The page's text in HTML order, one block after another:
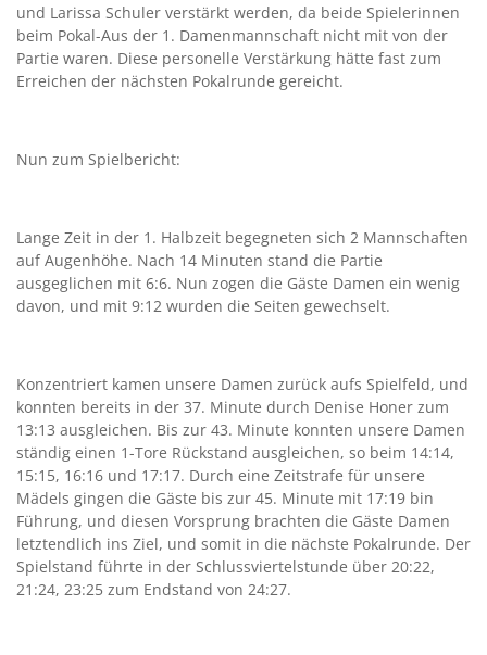
und Larissa Schuler verstärkt werden, da beide Spielerinnen
beim Pokal-Aus der 1. Damenmannschaft nicht mit von der
Partie waren. Diese personelle Verstärkung hätte fast zum
Erreichen der nächsten Pokalrunde gereicht.
Nun zum Spielbericht:
Lange Zeit in der 1. Halbzeit begegneten sich 2 Mannschaften
auf Augenhöhe. Nach 14 Minuten stand die Partie
ausgeglichen mit 6:6. Nun zogen die Gäste Damen ein wenig
davon, und mit 9:12 wurden die Seiten gewechselt.
Konzentriert kamen unsere Damen zurück aufs Spielfeld, und
konnten bereits in der 37. Minute durch Denise Honer zum
13:13 ausgleichen. Bis zur 43. Minute konnten unsere Damen
ständig einen 1-Tore Rückstand ausgleichen, so beim 14:14,
15:15, 16:16 und 17:17. Durch eine Zeitstrafe für unsere
Mädels gingen die Gäste bis zur 45. Minute mit 17:19 bin
Führung, und diesen Vorsprung brachten die Gäste Damen
letztendlich ins Ziel, und somit in die nächste Pokalrunde. Der
Spielstand führte in der Schlussviertelstunde über 20:22,
21:24, 23:25 zum Endstand von 24:27.